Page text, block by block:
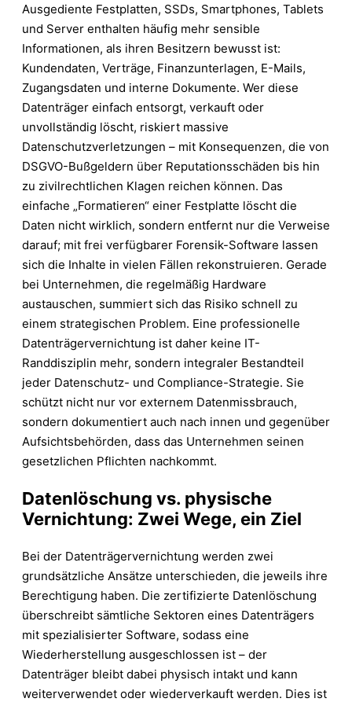
Ausgediente Festplatten, SSDs, Smartphones, Tablets
und Server enthalten häufig mehr sensible
Informationen, als ihren Besitzern bewusst ist:
Kundendaten, Verträge, Finanzunterlagen, E-Mails,
Zugangsdaten und interne Dokumente. Wer diese
Datenträger einfach entsorgt, verkauft oder
unvollständig löscht, riskiert massive
Datenschutzverletzungen – mit Konsequenzen, die von
DSGVO-Bußgeldern über Reputationsschäden bis hin
zu zivilrechtlichen Klagen reichen können. Das
einfache „Formatieren“ einer Festplatte löscht die
Daten nicht wirklich, sondern entfernt nur die Verweise
darauf; mit frei verfügbarer Forensik-Software lassen
sich die Inhalte in vielen Fällen rekonstruieren. Gerade
bei Unternehmen, die regelmäßig Hardware
austauschen, summiert sich das Risiko schnell zu
einem strategischen Problem. Eine professionelle
Datenträgervernichtung ist daher keine IT-
Randdisziplin mehr, sondern integraler Bestandteil
jeder Datenschutz- und Compliance-Strategie. Sie
schützt nicht nur vor externem Datenmissbrauch,
sondern dokumentiert auch nach innen und gegenüber
Aufsichtsbehörden, dass das Unternehmen seinen
gesetzlichen Pflichten nachkommt.
Datenlöschung vs. physische
Vernichtung: Zwei Wege, ein Ziel
Bei der Datenträgervernichtung werden zwei
grundsätzliche Ansätze unterschieden, die jeweils ihre
Berechtigung haben. Die zertifizierte Datenlöschung
überschreibt sämtliche Sektoren eines Datenträgers
mit spezialisierter Software, sodass eine
Wiederherstellung ausgeschlossen ist – der
Datenträger bleibt dabei physisch intakt und kann
weiterverwendet oder wiederverkauft werden. Dies ist